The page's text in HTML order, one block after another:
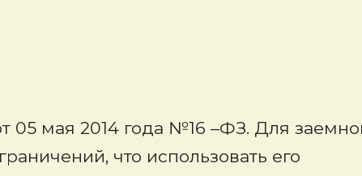
05 мая 2014 года №16 –ФЗ. Для
что использовать его